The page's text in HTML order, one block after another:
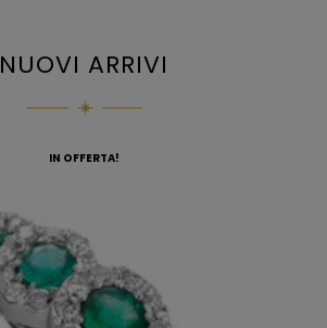
NUOVI ARRIVI
IN OFFERTA!